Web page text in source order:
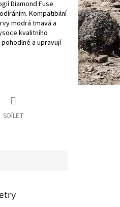
Diamond Fuse
Kompatibilní
modrá tmavá a
kvalitního
a upravují
SDÍLET